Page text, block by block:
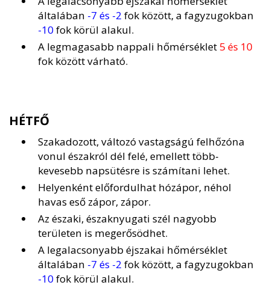
általában -7 és -2 fok között, a fagyzugokban
-10fok körül alakul.
A legmagasabb nappali hőmérséklet 5 és 10
fok között várható.
HÉTFŐ
Szakadozott, változó vastagságú felhőzóna
vonul északról dél felé, emellett több-
kevesebb napsütésre is számítani lehet.
Helyenként előfordulhat hózápor, néhol
havas eső zápor, zápor.
Az északi, északnyugati szél nagyobb
területen is megerősödhet.
A legalacsonyabb éjszakai hőmérséklet
általában -7 és -2 fok között, a fagyzugokban
-10fok körül alakul.